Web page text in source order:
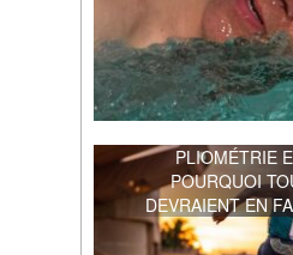
PLIOMÉTRIE
POURQUOI
DEVRAIENT EN